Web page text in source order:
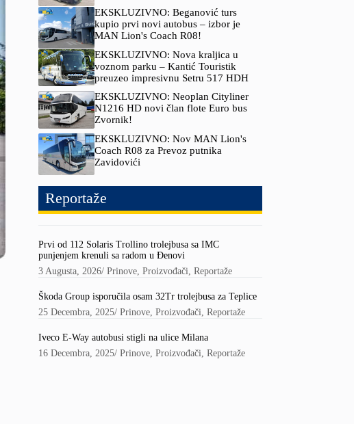
EKSKLUZIVNO: Beganović turs
kupio prvi novi autobus – izbor je
MAN Lion's Coach R08!
EKSKLUZIVNO: Nova kraljica u
voznom parku – Kantić Touristik
preuzeo impresivnu Setru 517 HDH
EKSKLUZIVNO: Neoplan Cityliner
N1216 HD novi član flote Euro bus
Zvornik!
EKSKLUZIVNO: Nov MAN Lion's
Coach R08 za Prevoz putnika
Zavidovići
Reportaže
Prvi od 112 Solaris Trollino trolejbusa sa IMC
punjenjem krenuli sa radom u Đenovi
3 Augusta, 2026/Prinove,Proizvođači,Reportaže
Škoda Group isporučila osam 32Tr trolejbusa za Teplice
25 Decembra, 2025/Prinove,Proizvođači,Reportaže
Iveco E-Way autobusi stigli na ulice Milana
16 Decembra, 2025/Prinove,Proizvođači,Reportaže